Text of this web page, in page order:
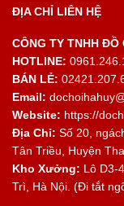
ĐỊA CHỈ LIÊN HỆ
CÔNG TY TNHH ĐỒ
HOTLINE:
BÁN LẺ:
Email:
Website: https://
Địa Chỉ: Số 20,
Tân Triều, Huyện
Kho Xưởng: Lô D3-
Trì, Hà Nội. (Đi tắt